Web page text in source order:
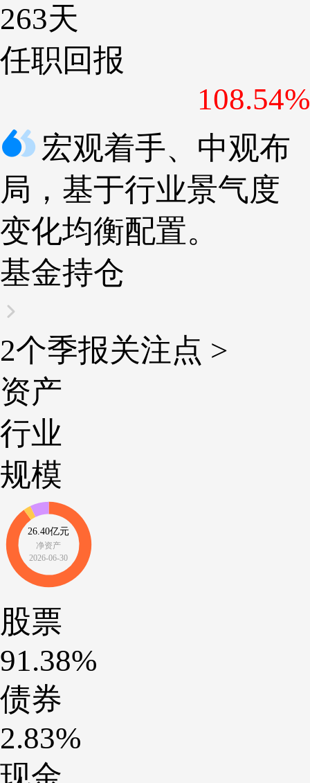
263天
任职回报
108.54%
宏观着手、中观布
局，基于行业景气度
变化均衡配置。
基金持仓
2个季报关注点 >
资产
行业
规模
26.40亿元
净资产
2026-06-30
股票
91.38%
债券
2.83%